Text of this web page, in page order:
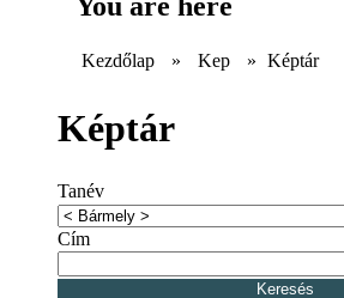
Kezdőlap » Kep » Képtár
Képtár
Tanév
Cím